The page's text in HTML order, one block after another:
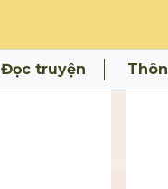
Đọc truyện